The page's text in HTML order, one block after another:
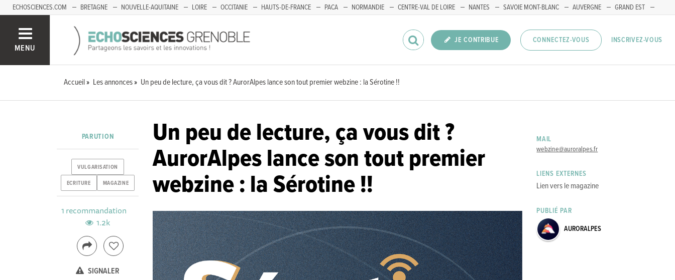
ECHOSCIENCES.COM BRETAGNE NOUVELLE-AQUITAINE LOIRE OCCITANIE HAUTS-DE-FRANCE PACA NORMANDIE CENTRE-VAL DE LOIRE NANTES SAVOIE MONT-BLANC AUVERGNE
GRAND EST
MENU
JE CONTRIBUE CONNECTEZ-VOUS INSCRIVEZ-VOUS
Accueil Les annonces Un peu de lecture, ça vous dit ? AurorAlpes lance son tout premier webzine : la Sérotine !!
Un peu de lecture, ça vous dit ?
AurorAlpes lance son tout premier
webzine : la Sérotine !!
PARUTION
VULGARISATION
ECRITURE MAGAZINE
1 recommandation
1.2k
SIGNALER
MAIL
webzine@auroralpes.fr
LIENS EXTERNES
Lien vers le magazine
PUBLIÉ PAR
AURORALPES